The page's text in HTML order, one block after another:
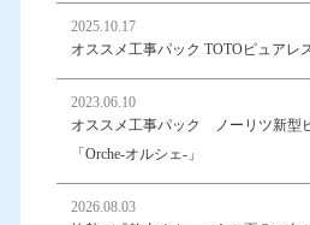
2025.10.17
オススメ工事パック TOTOピュアレ
2023.06.10
オススメ工事パック ノーリツ新型
「Orche-オルシェ-」
2026.08.03